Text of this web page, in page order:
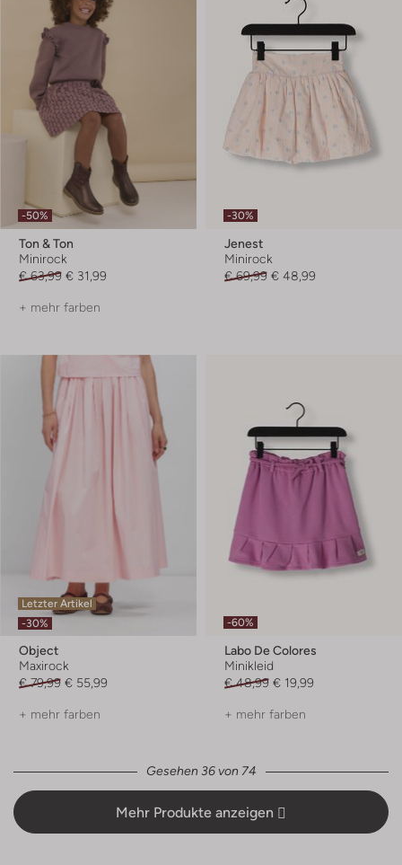
-50%
Ton & Ton
Minirock
€ 63,99 € 31,99
+ mehr farben
-30%
Jenest
Minirock
€ 69,99 € 48,99
Letzter Artikel
-30%
Object
Maxirock
€ 79,99 € 55,99
+ mehr farben
-60%
Labo De Colores
Minikleid
€ 48,99 € 19,99
+ mehr farben
Gesehen 36 von 74
Mehr Produkte anzeigen